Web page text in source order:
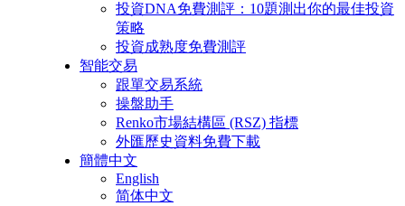
投資DNA免費測評：10題測出你的最佳投資
策略
投資成熟度免費測評
智能交易
跟單交易系統
操盤助手
Renko市場結構區 (RSZ) 指標
外匯歷史資料免費下載
簡體中文
English
简体中文